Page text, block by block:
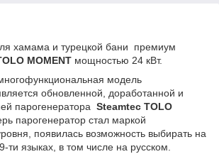
хамама и турецкой бани премиум
MOMENT мощностью 24 кВт.
модель
обновленной, доработанной и
парогенератора Steamtec TOLO
парогенератор стал маркой
появилась возможность выбирать на
языках, в том числе на русском.